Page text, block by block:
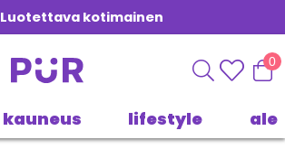
Luotettava kotimainen
0
kauneus lifestyle ale